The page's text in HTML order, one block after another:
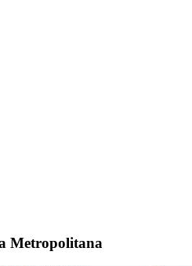
Metropolitana